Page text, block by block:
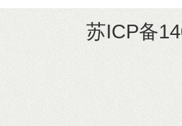
苏ICP备